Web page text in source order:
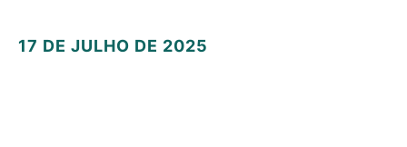
17 DE JULHO DE 2025